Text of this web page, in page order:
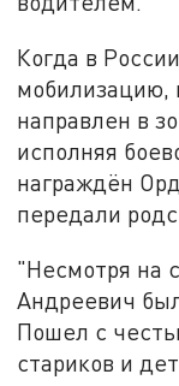
Когда в
мобилизацию,
направлен в
исполняя
награждён
передали
"Несмотря на
Андреевич
Пошел с
стариков и